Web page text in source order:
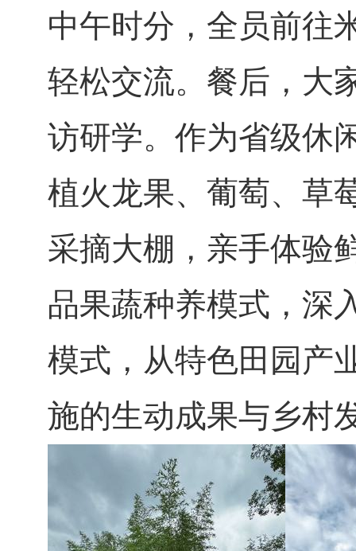
中午时分，全员前往
轻松交流。餐后，大
访研学。作为省级休
植火龙果、葡萄、草
采摘大棚，亲手体验
品果蔬种养模式，深
模式，从特色田园产
施的生动成果与乡村